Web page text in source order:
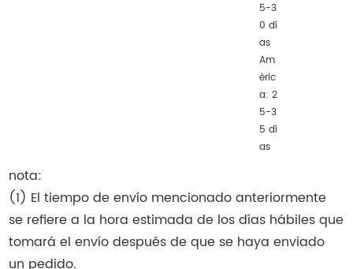
5-3
0 dí
as
Am
éric
a: 2
5-3
5 dí
as
nota:
(1) El tiempo de envío mencionado anteriormente
se refiere a la hora estimada de los días hábiles que
tomará el envío después de que se haya enviado
un pedido.